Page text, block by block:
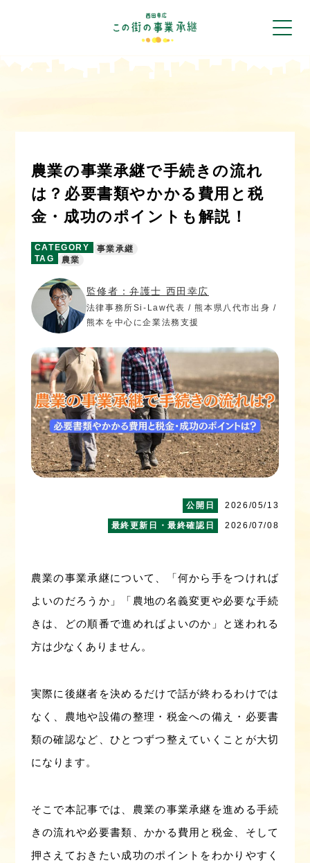
農業の事業承継で手続きの流れ
は？必要書類やかかる費用と税
金・成功のポイントも解説！
CATEGORY
事業承継
TAG
農業
監修者：弁護士 西田幸広
法律事務所Si-Law代表 / 熊本県八代市出身 /
熊本を中心に企業法務支援
2026/05/13
2026/07/08
農業の事業承継について、「何から手をつければ
よいのだろうか」「農地の名義変更や必要な手続
きは、どの順番で進めればよいのか」と迷われる
方は少なくありません。
実際に後継者を決めるだけで話が終わるわけでは
なく、農地や設備の整理・税金への備え・必要書
類の確認など、ひとつずつ整えていくことが大切
になります。
そこで本記事では、農業の事業承継を進める手続
きの流れや必要書類、かかる費用と税金、そして
押さえておきたい成功のポイントをわかりやすく